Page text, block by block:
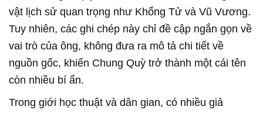
vật lịch sử quan trọng như Khổng Tử và Vũ Vương.
Tuy nhiên, các ghi chép này chỉ đề cập ngắn gọn về
vai trò của ông, không đưa ra mô tả chi tiết về
nguồn gốc, khiến Chung Quỳ trở thành một cái tên
còn nhiều bí ẩn.
Trong giới học thuật và dân gian, có nhiều giả